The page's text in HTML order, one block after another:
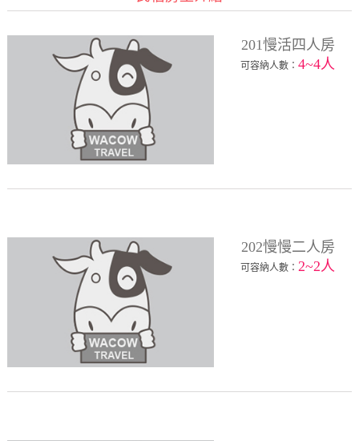
201慢活四人房
可容納人數：4~4人
202慢慢二人房
可容納人數：2~2人